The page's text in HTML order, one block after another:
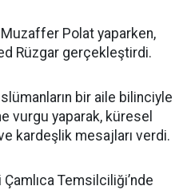
Polat yaparken,
Rüzgar gerçekleştirdi.
bir aile bilinciyle
vurgu yaparak, küresel
kardeşlik mesajları verdi.
Temsilciliği’nde